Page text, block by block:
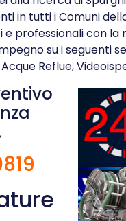
in tutti i Comuni
professionali con la
su i seguenti
Reflue,